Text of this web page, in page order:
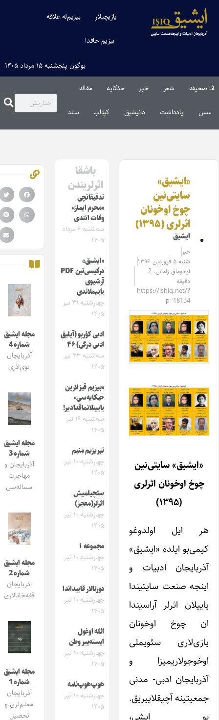
یازیچیلار بیزیم‌له علاقه
بیزیم حاقدا
بوگون پنجشنبه ۱۵ مرداد ۱۴۰۵
صحیفه شعر خبر حئکایه مقاله‌
سس یادداشت دانیشیق کیتاب سند
«ایشیق»
سایتی‌نین
چوخ اوخونان
اثرلری (۱۳۹۵)
ایشیق
خبر
شنبه ۵ فروردین ۱۳۹۶
اوخوماق زامانی: 2
دقیقه
https://ishiq.net/?
p=18134
«ایشیق» سایتی‌نین
چوخ اوخونان اثرلری
هر ایل اولدوغو
کیمی‌بو ایلده‌ «ایشیق»
آذربایجان ادبیات و
اینجه صنعت سایتیندا
یاییلان اثرلر آراسیندا
ان چوخ اوخونان
یازی‌لاری سئویملی
اوخوجولاریمیزا و
آذربایجان ادبی- مدنی
جمعیتینه آچیقلاییریق.
بو ایشی،
باشقا
اثرلریندن
تدقیقاتچی
«محرم ایماز»
وفات ائتدی
سه‌شنبه ۶ مرداد
۱۴۰۵
«ایشیق»
درگیسی‌نین PDF
آرشیوی
یاییملاندی
چهارشنبه ۳۱ تیر
۱۴۰۵
ادبی کؤرپو (آیلیق
ادبی درگی) ۴۶
سه‌شنبه ۲۳ تیر
۱۴۰۵
«بیزیم قیزلارین
حیکایه‌سی»
یایینلانماقدادیر!
سه‌شنبه ۱۶ تیر
۱۴۰۵
تبریزیم منیم
چهارشنبه ۱۰ تیر
۱۴۰۵
سئچیلمیش
اثرلر(معجز)
چهارشنبه ۱۰ تیر
۱۴۰۵
مجموعه ۱
چهارشنبه ۱۰ تیر
۱۴۰۵
دورنالار قاییداندا
چهارشنبه ۱۰ تیر
۱۴۰۵
ائله اوغول
ایسته‌ییر وطن
چهارشنبه ۱۰ تیر
۱۴۰۵
هوپ‌هوپ‌نامه
چهارشنبه ۱۰ تیر
۱۴۰۵
مجله ایشیق
شماره 4
آذربایجان
توی‌لاری
مجله ایشیق
شماره 3
آذربایجان و
مهاجرت
مساله‌سی
مجله ایشیق
شماره 2
آذربایجان
قفه‌خانالاری
مجله ایشیق
شماره 1
آذربایجان
معلم‌لری و
تحصیل